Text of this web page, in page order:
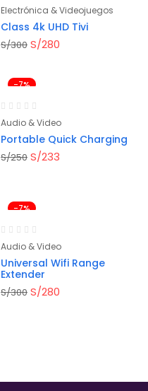
Electrónica & Videojuegos
Class 4k UHD Tivi
S/300 S/280
-7%
Audio & Video
Portable Quick Charging
S/250 S/233
-7%
Audio & Video
Universal Wifi Range
Extender
S/300 S/280